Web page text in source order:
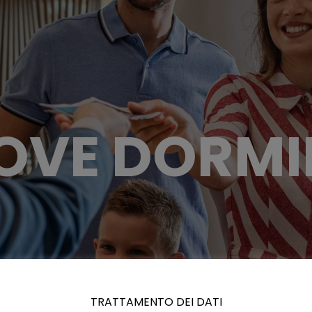
TRATTAMENTO DEI DATI